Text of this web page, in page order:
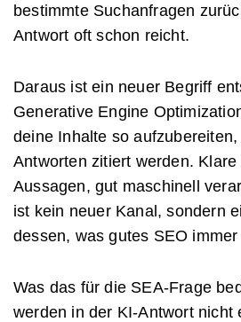
bestimmte Suchanfragen
Antwort oft schon reicht.
Daraus ist ein neuer Begriff
Generative Engine
deine Inhalte so
Antworten zitiert werden.
Aussagen, gut maschinell
ist kein neuer Kanal, sondern
dessen, was gutes SEO immer
Was das für die SEA-Frage
werden in der KI-Antwort nicht